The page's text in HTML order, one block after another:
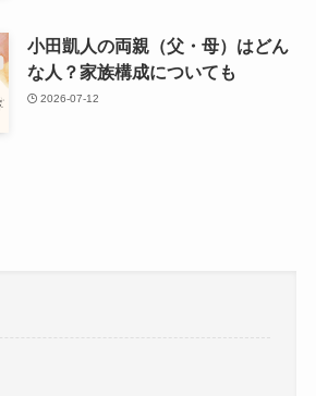
小田凱人の両親（父・母）はどん
な人？家族構成についても
2026-07-12